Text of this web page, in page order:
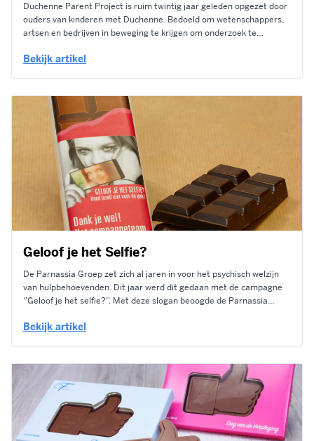
Duchenne Parent Project is ruim twintig jaar geleden opgezet door
ouders van kinderen met Duchenne. Bedoeld om wetenschappers,
artsen en bedrijven in beweging te krijgen om onderzoek te
Duchenne Spierdystrofie. En om betere zorg en hulpmiddelen te
Bekijk artikel
Geloof je het Selfie?
De Parnassia Groep zet zich al jaren in voor het psychisch welzijn
van hulpbehoevenden. Dit jaar werd dit gedaan met de campagne
‘’Geloof je het selfie?’’. Met deze slogan beoogde de Parnassia
doorbreken. Het uiteindelijke doel was de barrière om hulp te...
Bekijk artikel